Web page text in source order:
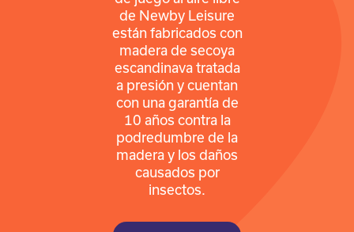
de Newby Leisure
están fabricados con
madera de secoya
escandinava tratada
a presión y cuentan
con una garantía de
10 años contra la
podredumbre de la
madera y los daños
causados por
insectos.